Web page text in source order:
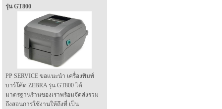
รุ่น GT800
PP SERVICE ขอแนะนำ เครื่องพิมพ์
บาร์โค้ด ZEBRA รุ่น GT800 ได้
มาตรฐานร้านของเราพร้อมจัดส่งรวม
ถึงสอนการใช้งานให้ถึงที่ เป็น